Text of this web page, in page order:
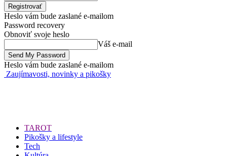
Heslo vám bude zaslané e-mailom
Password recovery
Obnoviť svoje heslo
Váš e-mail
Heslo vám bude zaslané e-mailom
Zaujímavosti, novinky a pikošky
TAROT
Pikošky a lifestyle
Tech